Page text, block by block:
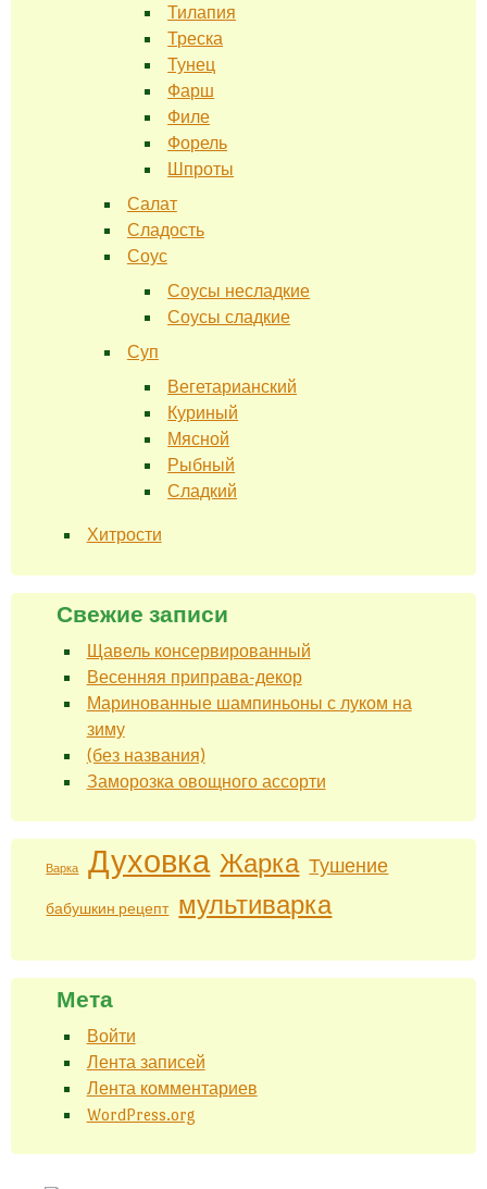
Тилапия
Треска
Тунец
Фарш
Филе
Форель
Шпроты
Салат
Сладость
Соус
Соусы несладкие
Соусы сладкие
Суп
Вегетарианский
Куриный
Мясной
Рыбный
Сладкий
Хитрости
Свежие записи
Щавель консервированный
Весенняя приправа-декор
Маринованные шампиньоны с луком на
зиму
(без названия)
Заморозка овощного ассорти
Варка Духовка Жарка Тушение
бабушкин рецепт мультиварка
Мета
Войти
Лента записей
Лента комментариев
WordPress.org